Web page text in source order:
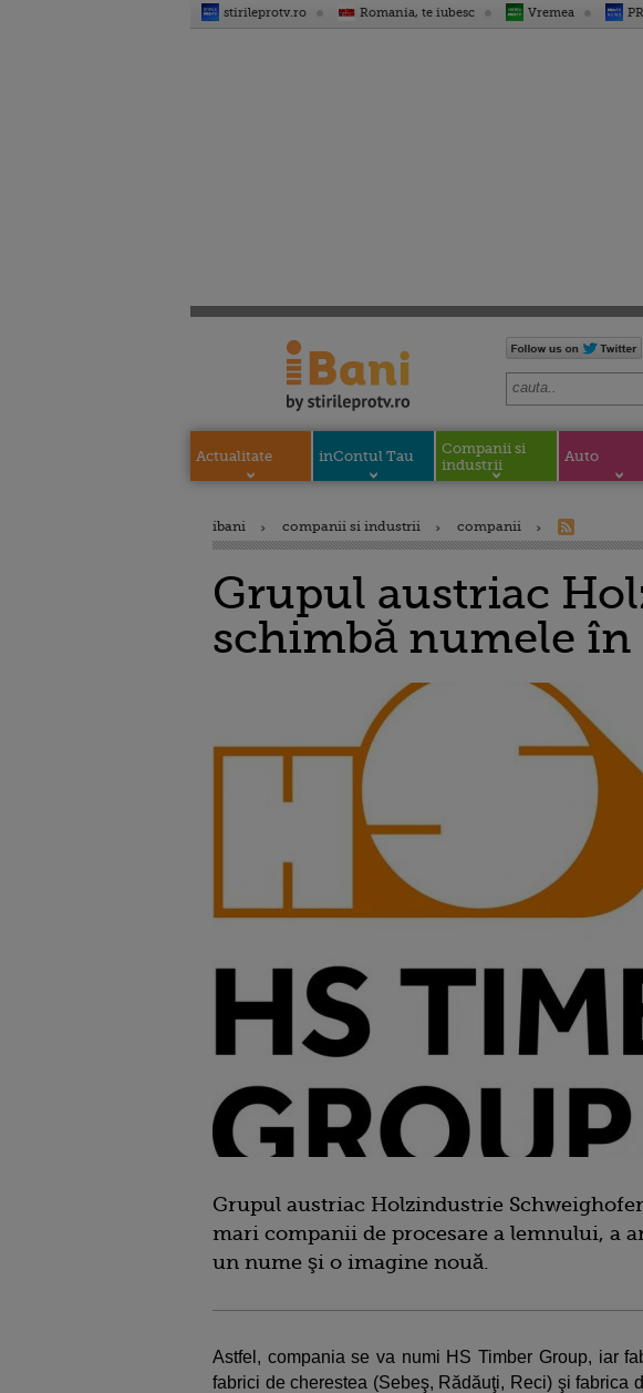
stirileprotv.ro Romania, te iubesc Vremea
Actualitate inContul Tau
Companii si
industrii
Auto
ibani companii si industrii companii
Grupul austriac
schimbă numele în
Grupul austriac Holzindustrie
mari companii de procesare a lemnului, a
un nume şi o imagine nouă.
Astfel, compania se va numi HS Timber Group, iar
fabrici de cherestea (Sebeş, Rădăuţi, Reci) şi fabrica